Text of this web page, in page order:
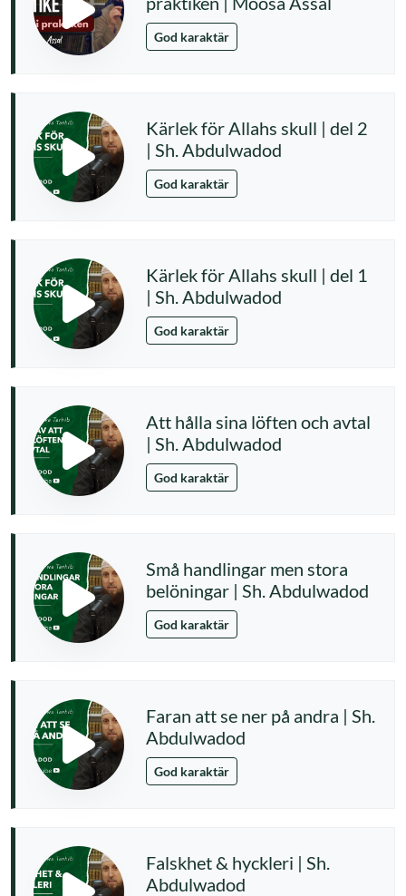
God karaktär
Kärlek för Allahs skull | del 2
| Sh. Abdulwadod
God karaktär
Kärlek för Allahs skull | del 1
| Sh. Abdulwadod
God karaktär
Att hålla sina löften och avtal
| Sh. Abdulwadod
God karaktär
Små handlingar men stora
belöningar | Sh. Abdulwadod
God karaktär
Faran att se ner på andra | Sh.
Abdulwadod
God karaktär
Falskhet & hyckleri | Sh.
Abdulwadod